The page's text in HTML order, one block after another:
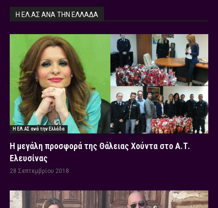
Η ΕΛ.ΑΣ ΑΝΆ ΤΗΝ ΕΛΛΆΔΑ
Η ΕΛ.ΑΣ ανά την Ελλάδα
Η μεγάλη προσφορά της Θάλειας Χούντα στο Α.Τ.
Ελευσίνας
28 Σεπτεμβρίου 2018